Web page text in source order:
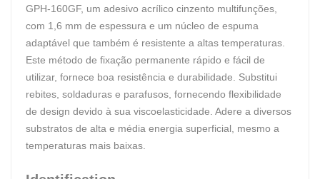
GPH-160GF, um adesivo acrílico cinzento multifunções,
com 1,6 mm de espessura e um núcleo de espuma
adaptável que também é resistente a altas temperaturas.
Este método de fixação permanente rápido e fácil de
utilizar, fornece boa resistência e durabilidade. Substitui
rebites, soldaduras e parafusos, fornecendo flexibilidade
de design devido à sua viscoelasticidade. Adere a diversos
substratos de alta e média energia superficial, mesmo a
temperaturas mais baixas.